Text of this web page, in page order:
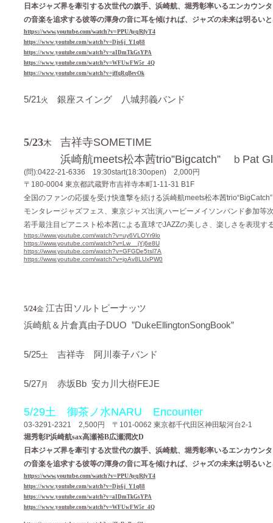
日本ジャズ界を牽引する次世代の旗手、浜崎航、堀秀彰率いるエンカウン
の音楽を追求する彼等の渾身の音に耳を傾ければ、ジャズの未来は明るい
https://www.youtube.com/watch?v=PPUAyqRfyT4
https://www.youtube.com/watch?v=Djs6j_Y1q88
https://www.youtube.com/watch?v=aIDmTkGsYPA
https://www.youtube.com/watch?v=WFUwFW5r_4Q
https://www.youtube.com/watch?v=jffqRqBevOk
5/21 火 銀座スイング 八城邦義バンド
5/23木 吉祥寺SOMETIME
浜崎航meets松本茜trio”Bigcatch” ｂPat
(問):0422-21-6336 19:30start(18:30open) 2,000円
〒 180-0004 東京都武蔵野市吉祥寺本町1-11-31 B1F
全国のファンの応援を受け快進撃を続ける浜崎航meets松本茜
モンタレージャズフェス、東京ジャズ出演,ハービーメイソンバンド参加等
若手最注目ピアニスト松本茜による直球でJAZZの美しさ、楽しさを表現す
https://www.youtube.com/watch?v=uy6VLOYr9lo
https://www.youtube.com/watch?v=Lw__jYj6e8U
https://www.youtube.com/watch?v=GFGDe5tsl7A
https://www.youtube.com/watch?v=joAv8LUxPW0
5/24金 江古田ソルトピーナッツ
浜崎航＆片倉真由子DUO ”DukeEllingtonSongBook”
5/25土 吉祥寺 阿川泰子バンド
5/27月 赤坂Bb 安カ川大樹FEJE
5/29土 御茶ノ水NARU Encounter
03-3291-2321 2,500円 〒101-0062 東京都千代田区神田駿河台2-1
堀秀彰P浜崎航sax高瀬裕B広瀬潤次D
日本ジャズ界を牽引する次世代の旗手、浜崎航、堀秀彰率いるエンカウン
の音楽を追求する彼等の渾身の音に耳を傾ければ、ジャズの未来は明るい
https://www.youtube.com/watch?v=PPUAyqRfyT4
https://www.youtube.com/watch?v=Djs6j_Y1q88
https://www.youtube.com/watch?v=aIDmTkGsYPA
https://www.youtube.com/watch?v=WFUwFW5r_4Q